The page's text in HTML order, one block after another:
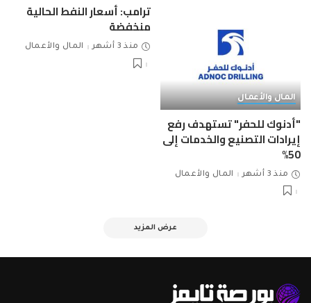
المال والأعمال
"أدنوك للحفر" تستهدف رفع
إيرادات التصنيع والخدمات إلى
50%
منذ 3 أشهر المال والأعمال
ترامب: أسعار النفط الحالية
منخفضة
منذ 3 أشهر المال والأعمال
عرض المزيد